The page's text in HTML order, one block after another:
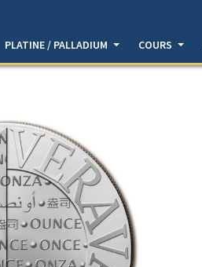
PLATINE / PALLADIUM COURS